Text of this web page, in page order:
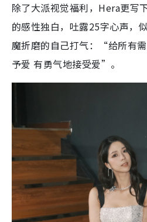
除了大派视觉福利，Hera更写
的感性独白，吐露25字心声，
魔折磨的自己打气：“给所有
予爱 有勇气地接受爱”。